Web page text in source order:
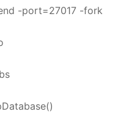
-port=27017 -fork